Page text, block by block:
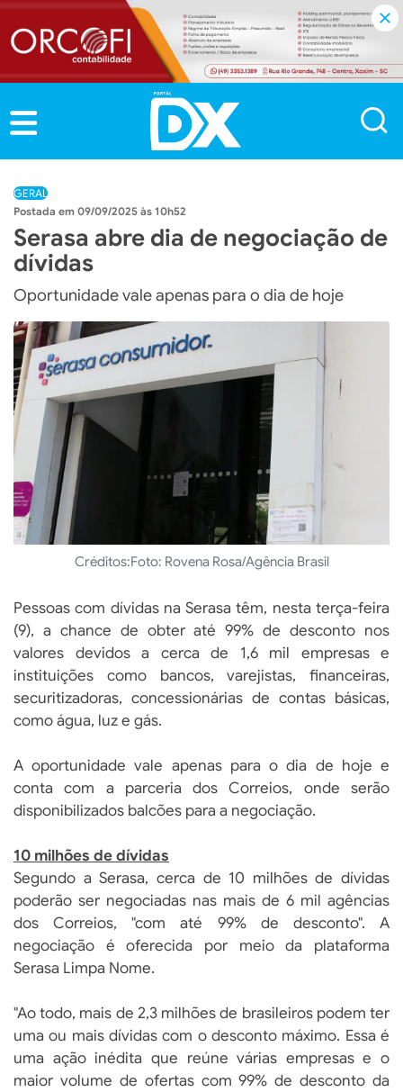
GERAL
09/09/2025 às 10h52
Serasa abre dia de negociação de
dívidas
Oportunidade vale apenas para o dia de hoje
Créditos:Foto: Rovena Rosa/Agência Brasil
Pessoas com dívidas na Serasa têm, nesta terça-feira
(9), a chance de obter até 99% de desconto nos
valores devidos a cerca de 1,6 mil empresas e
instituições como bancos, varejistas, financeiras,
securitizadoras, concessionárias de contas básicas,
como água, luz e gás.
A oportunidade vale apenas para o dia de hoje e
conta com a parceria dos Correios, onde serão
disponibilizados balcões para a negociação.
10 milhões de dívidas
Segundo a Serasa, cerca de 10 milhões de dívidas
poderão ser negociadas nas mais de 6 mil agências
dos Correios, "com até 99% de desconto". A
negociação é oferecida por meio da plataforma
Serasa Limpa Nome.
"Ao todo, mais de 2,3 milhões de brasileiros podem ter
uma ou mais dívidas com o desconto máximo. Essa é
uma ação inédita que reúne várias empresas e o
maior volume de ofertas com 99% de desconto da